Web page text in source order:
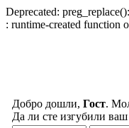
Deprecated:
: runtime-created function
Добро дошли, Гост.
Да ли сте изгубили ваш